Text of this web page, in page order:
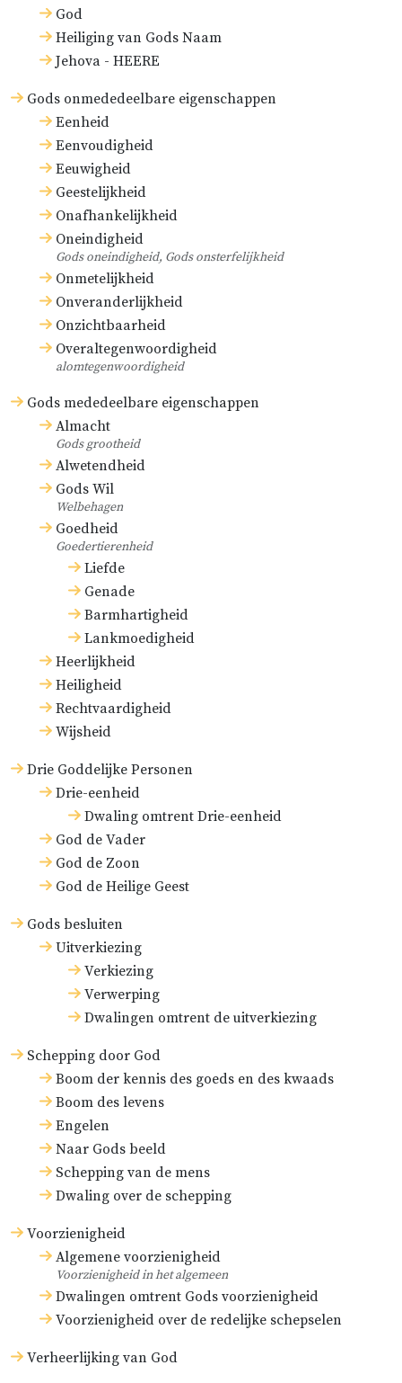
God
Heiliging van Gods Naam
Jehova - HEERE
Gods onmededeelbare eigenschappen
Eenheid
Eenvoudigheid
Eeuwigheid
Geestelijkheid
Onafhankelijkheid
Oneindigheid
Gods oneindigheid, Gods onsterfelijkheid
Onmetelijkheid
Onveranderlijkheid
Onzichtbaarheid
Overaltegenwoordigheid
alomtegenwoordigheid
Gods mededeelbare eigenschappen
Almacht
Gods grootheid
Alwetendheid
Gods Wil
Welbehagen
Goedheid
Goedertierenheid
Liefde
Genade
Barmhartigheid
Lankmoedigheid
Heerlijkheid
Heiligheid
Rechtvaardigheid
Wijsheid
Drie Goddelijke Personen
Drie-eenheid
Dwaling omtrent Drie-eenheid
God de Vader
God de Zoon
God de Heilige Geest
Gods besluiten
Uitverkiezing
Verkiezing
Verwerping
Dwalingen omtrent de uitverkiezing
Schepping door God
Boom der kennis des goeds en des kwaads
Boom des levens
Engelen
Naar Gods beeld
Schepping van de mens
Dwaling over de schepping
Voorzienigheid
Algemene voorzienigheid
Voorzienigheid in het algemeen
Dwalingen omtrent Gods voorzienigheid
Voorzienigheid over de redelijke schepselen
Verheerlijking van God